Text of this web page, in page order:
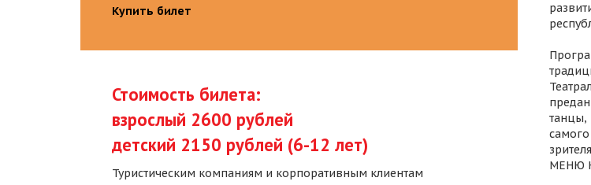
Купить билет
Стоимость билета:
взрослый 2600 рублей
детский 2150 рублей (6-12 лет)
Туристическим компаниям и корпоративным клиентам
танцы,
МЕНЮ